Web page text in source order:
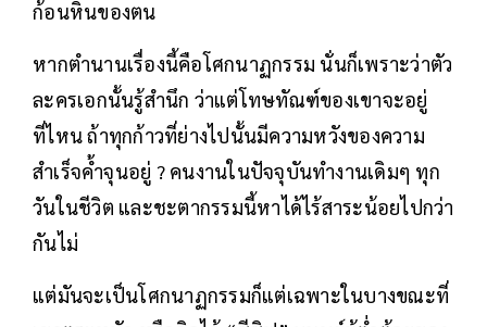
ก้อนหินของตน
หากตำนานเรื่องนี้คือโศกนาฏกรรม นั่นก็เพราะว่าตัว
ละครเอกนั้นรู้สำนึก ว่าแต่โทษทัณฑ์ของเขาจะอยู่
ที่ไหน ถ้าทุกก้าวที่ย่างไปนั้นมีความหวังของความ
สำเร็จค้ำจุนอยู่ ? คนงานในปัจจุบันทำงานเดิมๆ ทุก
วันในชีวิต และชะตากรรมนี้หาได้ไร้สาระน้อยไปกว่า
กันไม่
แต่มันจะเป็นโศกนาฏกรรมก็แต่เฉพาะในบางขณะที่